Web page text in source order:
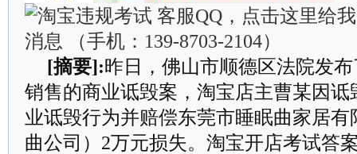
[摘要]:昨日，佛山市顺德区法院发
销售的商业诋毁案，淘宝店主曹某因
业诋毁行为并赔偿东莞市睡眠曲家居
曲公司）2万元损失。淘宝开店考试答